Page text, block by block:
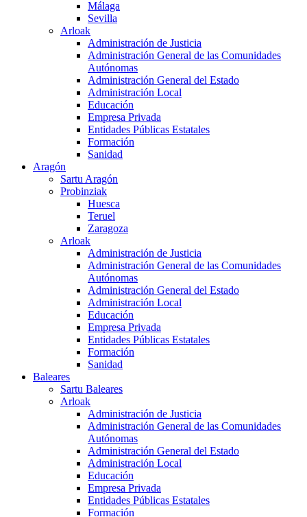
Málaga
Sevilla
Arloak
Administración de Justicia
Administración General de las Comunidades
Autónomas
Administración General del Estado
Administración Local
Educación
Empresa Privada
Entidades Públicas Estatales
Formación
Sanidad
Aragón
Sartu Aragón
Probinziak
Huesca
Teruel
Zaragoza
Arloak
Administración de Justicia
Administración General de las Comunidades
Autónomas
Administración General del Estado
Administración Local
Educación
Empresa Privada
Entidades Públicas Estatales
Formación
Sanidad
Baleares
Sartu Baleares
Arloak
Administración de Justicia
Administración General de las Comunidades
Autónomas
Administración General del Estado
Administración Local
Educación
Empresa Privada
Entidades Públicas Estatales
Formación